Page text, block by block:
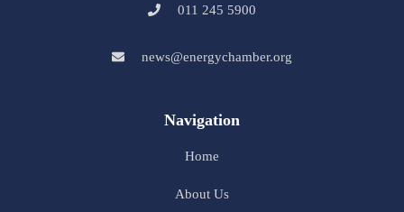
011 245 5900
news@energychamber.org
Navigation
Home
About Us